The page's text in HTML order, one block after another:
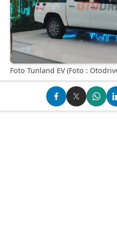
Foto Tunland EV (Foto :